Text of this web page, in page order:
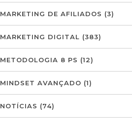
MARKETING DE AFILIADOS (3)
MARKETING DIGITAL (383)
METODOLOGIA 8 PS (12)
MINDSET AVANÇADO (1)
NOTÍCIAS (74)